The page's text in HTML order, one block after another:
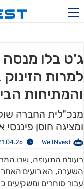
ג'ט בלו
למרות
והמתיחות
מנכ"לית החברה
ומציגה חוסן
We INvest
3:06
בעולם התעופה, שבו
השערה, האירועים